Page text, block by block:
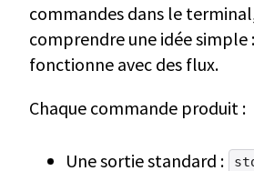
commandes dans le
comprendre une idée
fonctionne avec des flux.
Chaque commande produit :
Une sortie standard :